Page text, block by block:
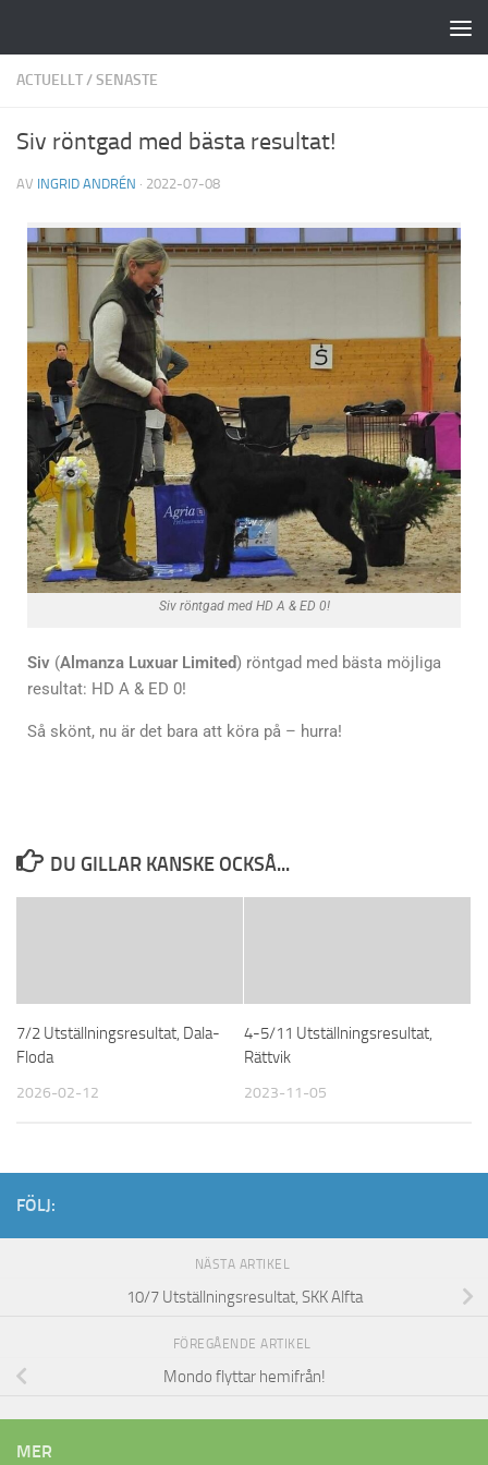
ACTUELLT/SENASTE
Siv röntgad med bästa resultat!
AV INGRID ANDRÉN · 2022-07-08
Siv röntgad med HD A & ED 0!
Siv (Almanza Luxuar Limited) röntgad med bästa möjliga
resultat: HD A & ED 0!
Så skönt, nu är det bara att köra på – hurra!
DU GILLAR KANSKE OCKSÅ...
7/2 Utställningsresultat, Dala-
Floda
2026-02-12
4-5/11 Utställningsresultat,
Rättvik
2023-11-05
FÖLJ:
NÄSTA ARTIKEL
10/7 Utställningsresultat, SKK Alfta
FÖREGÅENDE ARTIKEL
Mondo flyttar hemifrån!
MER